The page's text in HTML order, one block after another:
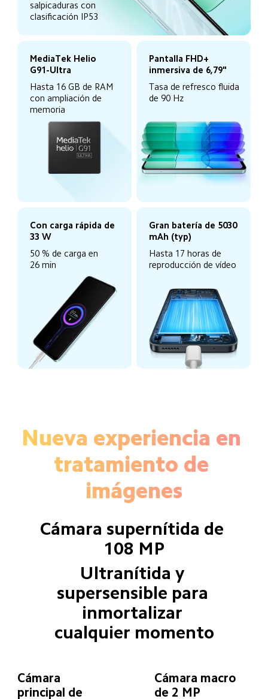
salpicaduras con
clasificación IP53
MediaTek Helio
G91-Ultra
Hasta 16 GB de RAM
con ampliación de
memoria
Pantalla FHD+
inmersiva de 6,79"
Tasa de refresco fluida
de 90 Hz
Con carga rápida de
33 W
50 % de carga en
26 min
Gran batería de 5030
mAh (typ)
Hasta 17 horas de
reproducción de vídeo
Nueva experiencia en
tratamiento de
imágenes
Cámara supernítida de
108 MP
Ultranítida y
supersensible para
inmortalizar
cualquier momento
Cámara
principal de
Cámara macro
de 2 MP